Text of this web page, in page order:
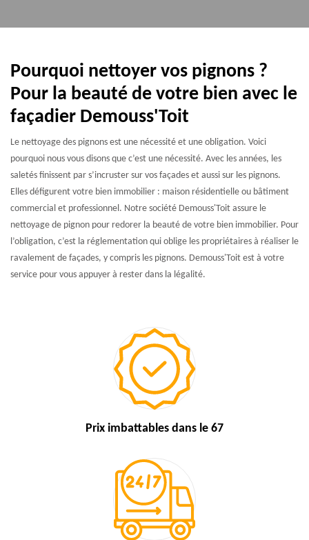
Pourquoi nettoyer vos pignons ?
Pour la beauté de votre bien avec le
façadier Demouss'Toit
Le nettoyage des pignons est une nécessité et une obligation. Voici
pourquoi nous vous disons que c’est une nécessité. Avec les années, les
saletés finissent par s’incruster sur vos façades et aussi sur les pignons.
Elles défigurent votre bien immobilier : maison résidentielle ou bâtiment
commercial et professionnel. Notre société Demouss'Toit assure le
nettoyage de pignon pour redorer la beauté de votre bien immobilier. Pour
l’obligation, c’est la réglementation qui oblige les propriétaires à réaliser le
ravalement de façades, y compris les pignons. Demouss'Toit est à votre
service pour vous appuyer à rester dans la légalité.
Prix imbattables dans le 67